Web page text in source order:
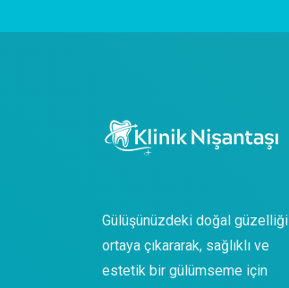
Gülüşünüzdeki doğal güzelliği
ortaya çıkararak, sağlıklı ve
estetik bir gülümseme için